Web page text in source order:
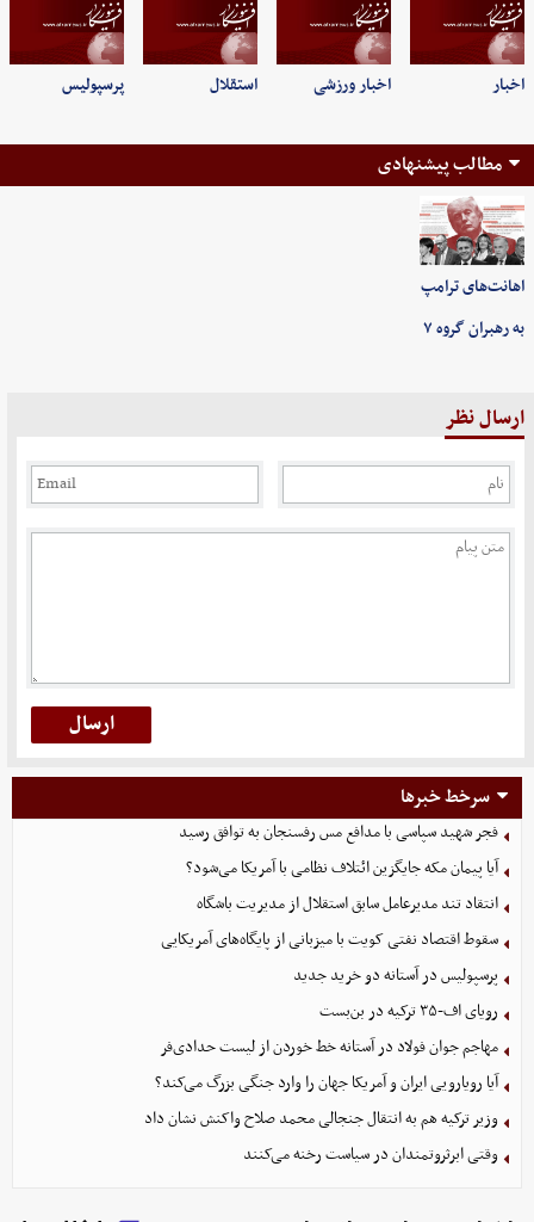
اخبار اخبار ورزشی استقلال پرسپولیس
مطالب پیشنهادی
اهانت‌های ترامپ
به رهبران گروه ۷
ارسال نظر
سرخط خبرها
فجر شهید سپاسی با مدافع مس رفسنجان به توافق رسید
آیا پیمان مکه جایگزین ائتلاف نظامی با آمریکا می‌شود؟
انتقاد تند مدیرعامل سابق استقلال از مدیریت باشگاه
سقوط اقتصاد نفتی کویت با میزبانی از پایگاه‌های آمریکایی
پرسپولیس در آستانه دو خرید جدید
رویای اف-۳۵ ترکیه در بن‌بست
مهاجم جوان فولاد در آستانه خط خوردن از لیست حدادی‌فر
آیا رویارویی ایران و آمریکا جهان را وارد جنگی بزرگ می‌کند؟
وزیر ترکیه هم به انتقال جنجالی محمد صلاح واکنش نشان داد
وقتی ابرثروتمندان در سیاست رخنه می‌کنند